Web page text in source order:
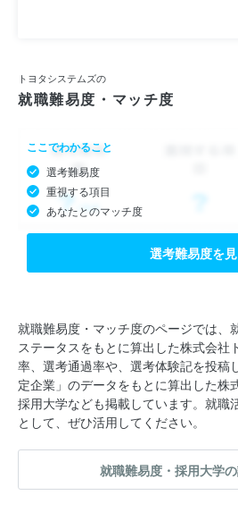
トヨタシステムズの
就職難易度・マッチ度
ここでわかること
選考難易度
重視する項目
あなたとのマッチ度
選考難易度を
就職難易度・マッチ度のページでは、
ステータスをもとに算出した株式会社
率、選考通過率や、選考体験記を投稿
定企業」のデータをもとに算出した株
採用大学なども掲載しています。就職
として、ぜひ活用してください。
就職難易度・採用大学